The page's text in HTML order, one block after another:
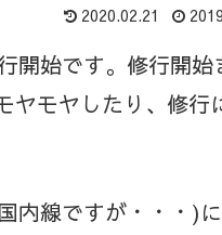
2020.02.21
開始です。修行開始
モヤしたり、修行
内線ですが・・・)